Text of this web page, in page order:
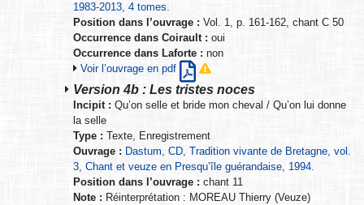
1983-2013, 4 tomes.
Position dans l’ouvrage : Vol. 1, p. 161-162, chant C 50
Occurrence dans Coirault : oui
Occurrence dans Laforte : non
Voir l’ouvrage en pdf
Version 4b : Les tristes noces
Incipit : Qu’on selle et bride mon cheval / Qu’on lui donne
la selle
Type : Texte, Enregistrement
Ouvrage : Dastum, CD, Tradition vivante de Bretagne, vol.
3, Chant et veuze en Presqu’île guérandaise, 1994.
Position dans l’ouvrage : chant 11
Note : Réinterprétation : MOREAU Thierry (Veuze)